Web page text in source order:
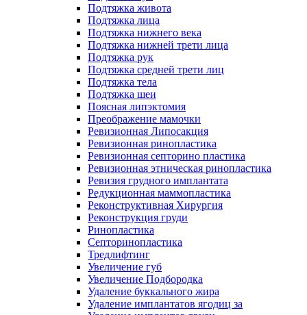
Подтяжка живота
Подтяжка лица
Подтяжка нижнего века
Подтяжка нижней трети лица
Подтяжка рук
Подтяжка средней трети лиц
Подтяжка тела
Подтяжка шеи
Поясная липэктомия
Преображение мамочки
Ревизионная Липосакция
Ревизионная ринопластика
Ревизионная септорино пластика
Ревизионная этническая ринопластика
Ревизия грудного имплантата
Редукционная маммопластика
Реконструктивная Хирургия
Реконструкция груди
Ринопластика
Септоринопластика
Тредлифтинг
Увеличение губ
Увеличение Подбородка
Удаление буккального жира
Удаление имплантатов ягодиц за